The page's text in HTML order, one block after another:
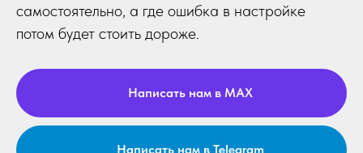
самостоятельно, а где ошибка в настройке
потом будет стоить дороже.
Написать нам в MAX
Написать нам в Telegram